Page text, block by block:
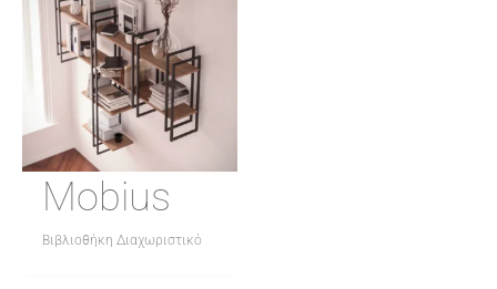
Mobius
Βιβλιοθήκη Διαχωριστικό